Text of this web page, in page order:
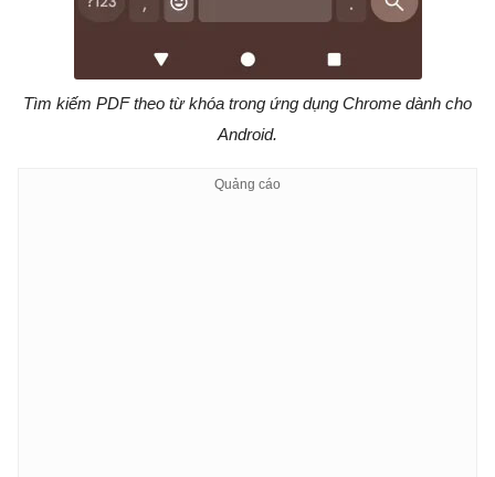
Tìm kiếm PDF theo từ khóa trong ứng dụng Chrome dành cho
Android.